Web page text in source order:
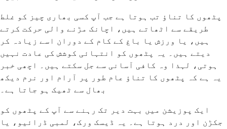
پٹھوں کا تناؤ تب ہوتا ہے جب آپ کسی بھاری چیز کو غلط
طریقے سے اٹھاتے ہیں، اچانک مڑنے والی حرکت کرتے
ہیں، یا ورزش یا باغ کے کام کے دوران اسے زیادہ کر
دیتے ہیں۔ یہ پٹھوں کو انتہائی کوشش کی عادت نہیں
ہوتی، لہذا وہ کافی آسانی سے جل سکتے ہیں۔ اچھی خبر
یہ ہے کہ پٹھوں کا تناؤ عام طور پر آرام اور نرم دیکھ
بھال سے ٹھیک ہو جاتا ہے۔
ایک پوزیشن میں بہت دیر تک رہنے سے آپ کے پٹھوں کو
جکڑن اور درد ہوتا ہے۔ یہ ڈیسک ورک، لمبی ڈرائیو، یا